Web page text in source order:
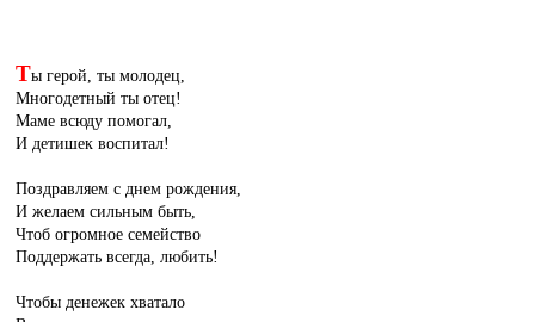
Ты герой, ты молодец,
Многодетный ты отец!
Маме всюду помогал,
И детишек воспитал!
Поздравляем с днем рождения,
И желаем сильным быть,
Чтоб огромное семейство
Поддержать всегда, любить!
Чтобы денежек хватало